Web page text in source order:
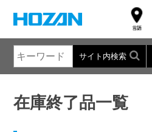
サイト内検索
在庫終了品一覧